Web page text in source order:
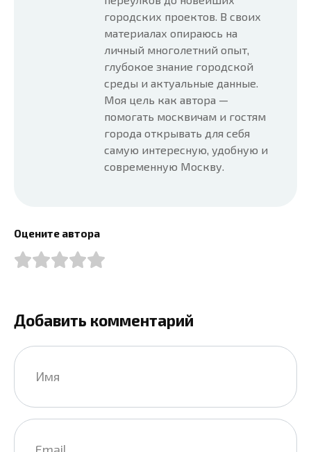
городских проектов. В своих
материалах опираюсь на
личный многолетний опыт,
глубокое знание городской
среды и актуальные данные.
Моя цель как автора —
помогать москвичам и гостям
города открывать для себя
самую интересную, удобную и
современную Москву.
Оцените автора
Добавить комментарий
Имя
Email